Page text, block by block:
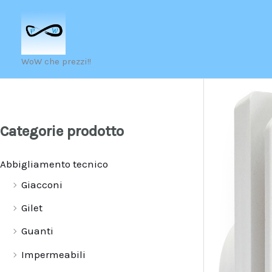
WoW che prezzi!!
Categorie prodotto
Abbigliamento tecnico
Giacconi
Gilet
Guanti
Impermeabili